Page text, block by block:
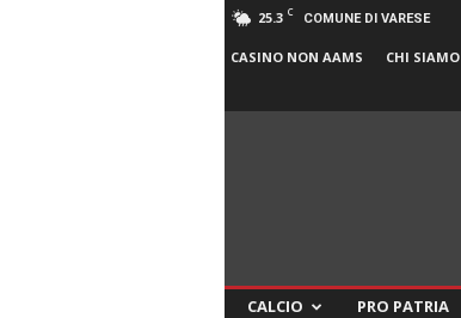
25.3 C COMUNE DI VARESE
CASINO NON AAMS CHI SIAMO
CALCIO PRO PATRIA